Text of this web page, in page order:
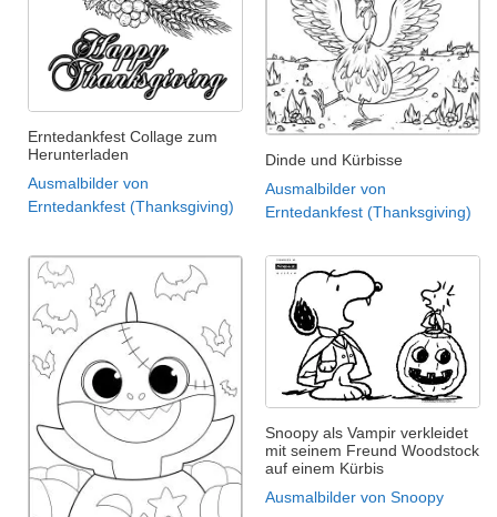
Erntedankfest Collage zum
Herunterladen
Ausmalbilder von
Erntedankfest (Thanksgiving)
Dinde und Kürbisse
Ausmalbilder von
Erntedankfest (Thanksgiving)
Snoopy als Vampir verkleidet
mit seinem Freund Woodstock
auf einem Kürbis
Ausmalbilder von Snoopy